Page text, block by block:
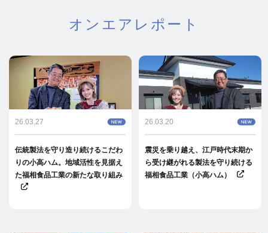
オンエアレポート
26.03.27
伝統製法を守り造り続けるこだわ
りの小高ハム。地域活性を見据え
た福相食品工業の新たな取り組み
26.03.20
震災を乗り越え、江戸時代末期か
ら受け継がれる製法を守り続ける
福相食品工業（小高ハム）